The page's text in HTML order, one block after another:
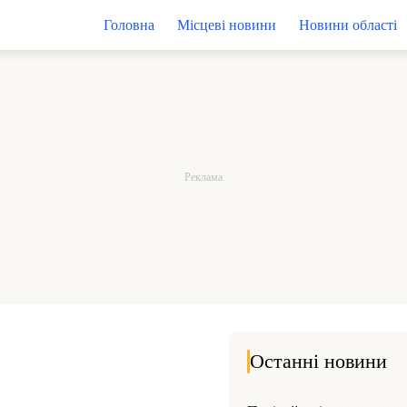
Головна Місцеві новини Новини області
Останні новини